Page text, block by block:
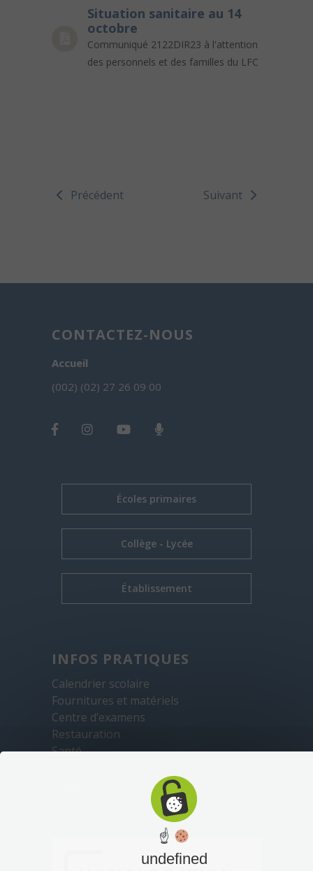
Situation sanitaire au 14
octobre
Communiqué 2122DIR23 à l'attention
des personnels et des familles du LFC
Précédent Suivant
CONTACTEZ-NOUS
Accueil
(002) (02) 27 26 09 00
Écoles primaires
Collège - Lycée
Établissement
INFOS PRATIQUES
Calendrier scolaire
Fournitures et matériels
Centre d’examens
Restauration
Santé
☝
undefined